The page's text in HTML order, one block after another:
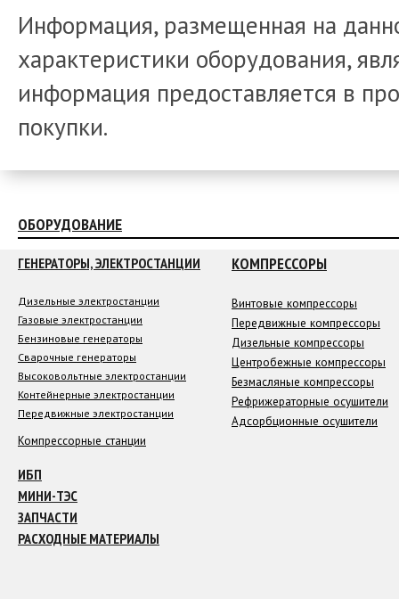
Информация, размещенная на
характеристики оборудования,
информация предоставляется в
покупки.
ОБОРУДОВАНИЕ
ГЕНЕРАТОРЫ, ЭЛЕКТРОСТАНЦИИ
Дизельные электростанции
Газовые электростанции
Бензиновые генераторы
Сварочные генераторы
Высоковольтные электростанции
Контейнерные электростанции
Передвижные электростанции
КОМПРЕССОРЫ
Винтовые компрессоры
Передвижные компрессоры
Дизельные компрессоры
Центробежные компрессоры
Безмасляные компрессоры
Рефрижераторные осушители
Адсорбционные осушители
Компрессорные станции
ИБП
МИНИ-ТЭС
ЗАПЧАСТИ
РАСХОДНЫЕ МАТЕРИАЛЫ